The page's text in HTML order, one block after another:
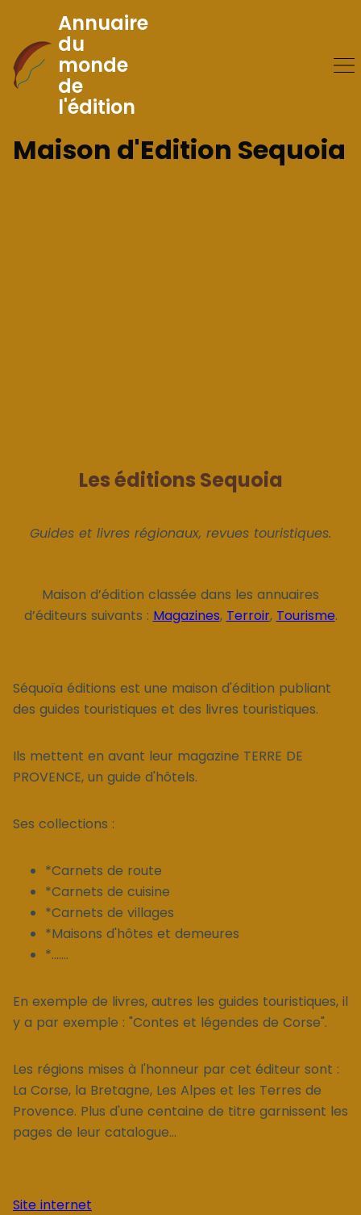
Skip
to
Content
Annuaire
du
monde
de
l'édition
Maison d'Edition Sequoia
Les éditions Sequoia
Guides et livres régionaux, revues touristiques.
Maison d’édition classée dans les annuaires
d’éditeurs suivants : Magazines, Terroir, Tourisme.
Séquoïa éditions est une maison d'édition publiant
des guides touristiques et des livres touristiques.
Ils mettent en avant leur magazine TERRE DE
PROVENCE, un guide d'hôtels.
Ses collections :
*Carnets de route
*Carnets de cuisine
*Carnets de villages
*Maisons d'hôtes et demeures
*.......
En exemple de livres, autres les guides touristiques, il
y a par exemple : "Contes et légendes de Corse".
Les régions mises à l'honneur par cet éditeur sont :
La Corse, la Bretagne, Les Alpes et les Terres de
Provence. Plus d'une centaine de titre garnissent les
pages de leur catalogue...
Site internet